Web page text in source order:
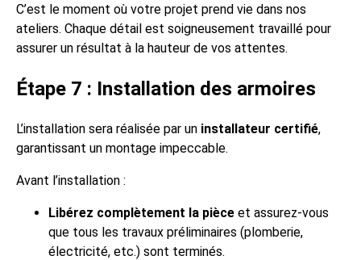
C’est le moment où votre projet prend vie dans nos
ateliers. Chaque détail est soigneusement travaillé pour
assurer un résultat à la hauteur de vos attentes.
Étape 7 : Installation des armoires
L’installation sera réalisée par un installateur certifié,
garantissant un montage impeccable.
Avant l’installation :
Libérez complètement la pièce et assurez-vous
que tous les travaux préliminaires (plomberie,
électricité, etc.) sont terminés.